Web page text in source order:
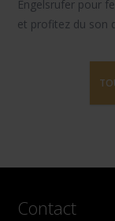
Engelsrufer pour
et profitez du son
Contact